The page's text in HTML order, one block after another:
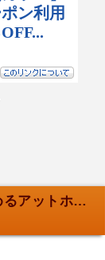
季節のフルーツカクテルが楽しめるアットホームなバー...